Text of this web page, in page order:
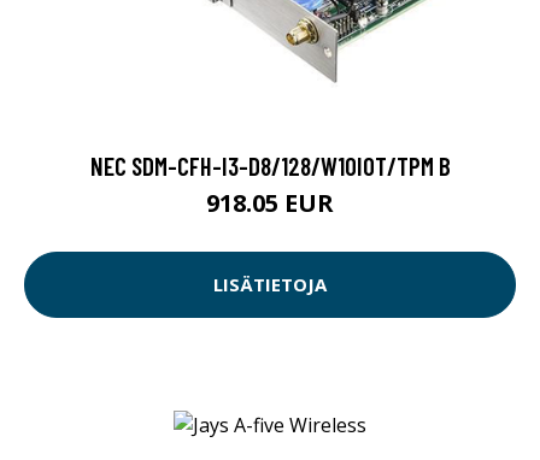
NEC SDM-CFH-I3-D8/128/W10IOT/TPM B
918.05 EUR
LISÄTIETOJA